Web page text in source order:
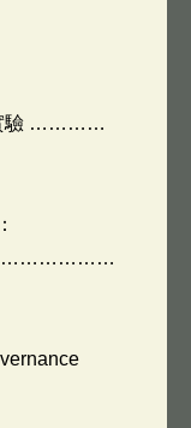
實驗 …………
…………………